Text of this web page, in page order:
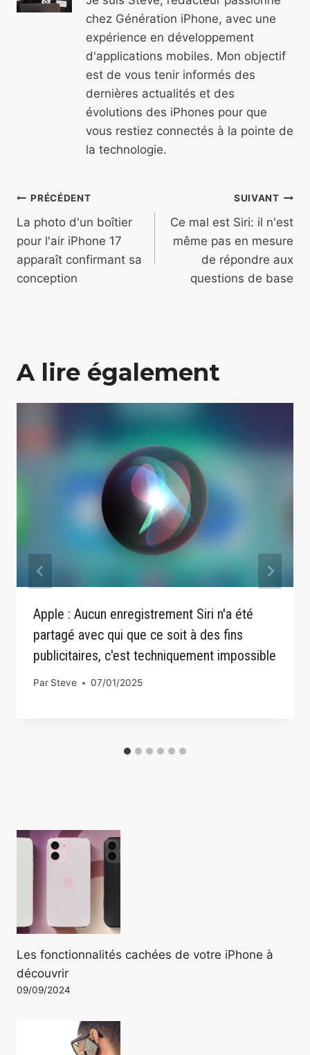
chez Génération iPhone, avec une
expérience en développement
d'applications mobiles. Mon objectif
est de vous tenir informés des
dernières actualités et des
évolutions des iPhones pour que
vous restiez connectés à la pointe de
la technologie.
Navigation
de
l’article
PRÉCÉDENT
La photo d'un boîtier
pour l'air iPhone 17
apparaît confirmant sa
conception
SUIVANT
Ce mal est Siri: il n'est
même pas en mesure
de répondre aux
questions de base
A lire également
Apple : Aucun enregistrement Siri n'a été
partagé avec qui que ce soit à des fins
publicitaires, c'est techniquement impossible
Par Steve 07/01/2025
Les fonctionnalités cachées de votre iPhone à
découvrir
09/09/2024